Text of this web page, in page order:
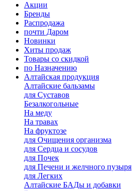
Акции
Бренды
Распродажа
почти Даром
Новинки
Хиты продаж
Товары со скидкой
по Назначению
Алтайская продукция
Алтайские бальзамы
для Суставов
Безалкогольные
На меду
На травах
На фруктозе
для Очищения организма
для Сердца и сосудов
для Почек
для Печени и желчного пузыря
для Легких
Алтайские БАДы и добавки